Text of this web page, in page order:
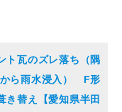
ト瓦のズレ落ち（隅
ら雨水浸入） F形
き替え【愛知県半田